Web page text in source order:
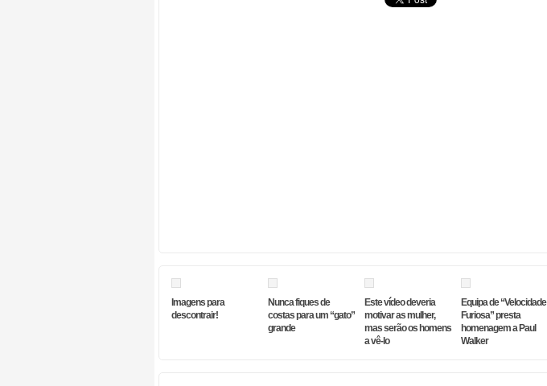
Imagens para
descontrair!
Nunca fiques de
costas para um “gato”
grande
Este vídeo deveria
motivar as mulher,
mas serão os homens
a vê-lo
Equipa de “Velocidade
Furiosa” presta
homenagem a Paul
Walker